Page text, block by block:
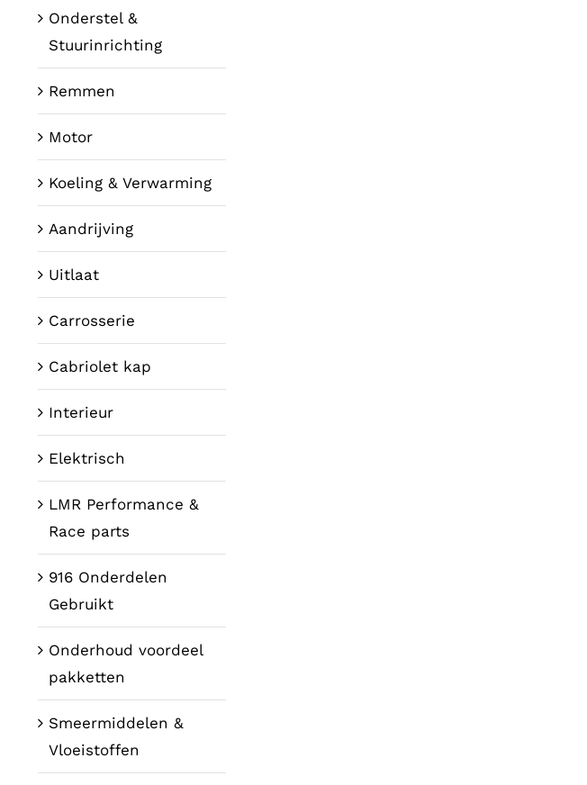
Onderstel &
Stuurinrichting
Remmen
Motor
Koeling & Verwarming
Aandrijving
Uitlaat
Carrosserie
Cabriolet kap
Interieur
Elektrisch
LMR Performance &
Race parts
916 Onderdelen
Gebruikt
Onderhoud voordeel
pakketten
Smeermiddelen &
Vloeistoffen